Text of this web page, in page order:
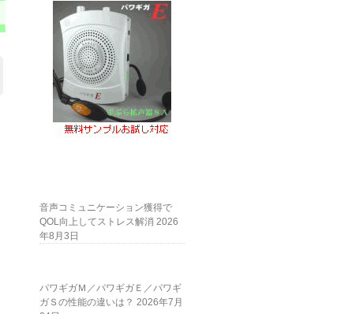
音声コミュニケーション獲得で
QOL向上してストレス解消 2026
年8月3日
パワギガＭ／パワギガＥ／パワギ
ガＳの性能の違いは？ 2026年7月